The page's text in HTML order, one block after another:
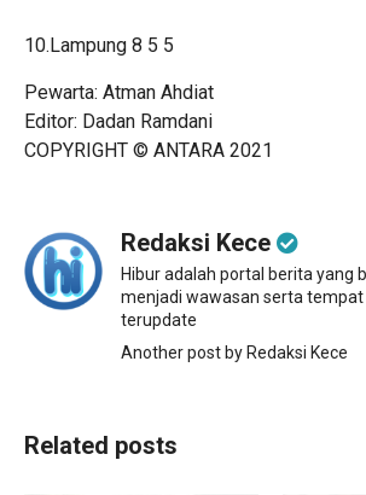
10.Lampung 8 5 5
Pewarta: Atman Ahdiat
Editor: Dadan Ramdani
COPYRIGHT © ANTARA 2021
Redaksi Kece
Hibur adalah portal berita yang
menjadi wawasan serta
terupdate
Another post by Redaksi Kece
Related posts